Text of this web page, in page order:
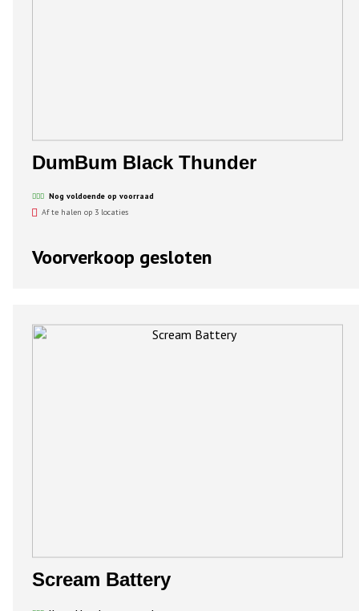
DumBum Black Thunder
Nog voldoende op voorraad
Af te halen op 3 locaties
Voorverkoop gesloten
Scream Battery